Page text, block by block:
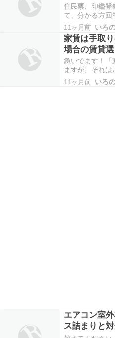
ま…
間を守るた
住民票、印鑑登
て、分かる方回
などの自動交付
ードケースには
のための暗証番
います。1年近
機会があり慌
11ヶ月前
家賃は手取
場合の賃貸
急いでます！「
ますが、それ
１０万です。そ
で、手取りに
11ヶ月前
エアコン室
ス詰まりと